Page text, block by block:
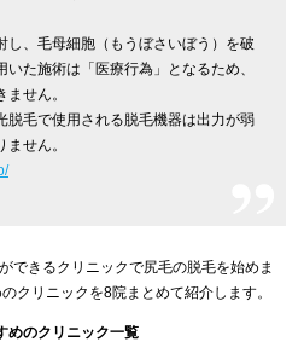
し、毛母細胞（もうぼさいぼう）を破
た施術は「医療行為」となるため、
せん。
脱毛で使用される脱毛機器は出力が弱
せん。
できるクリニックで尻毛の脱毛を始めま
クリニックを8院まとめて紹介します。
めのクリニック一覧